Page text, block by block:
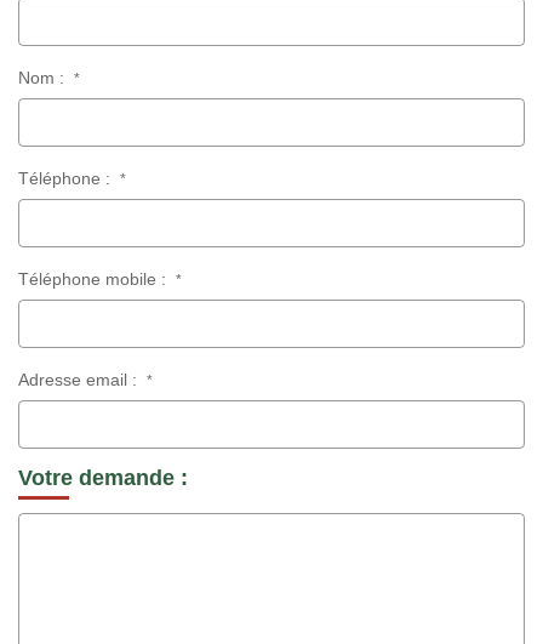
Nom : *
Téléphone : *
Téléphone mobile : *
Adresse email : *
Votre demande :